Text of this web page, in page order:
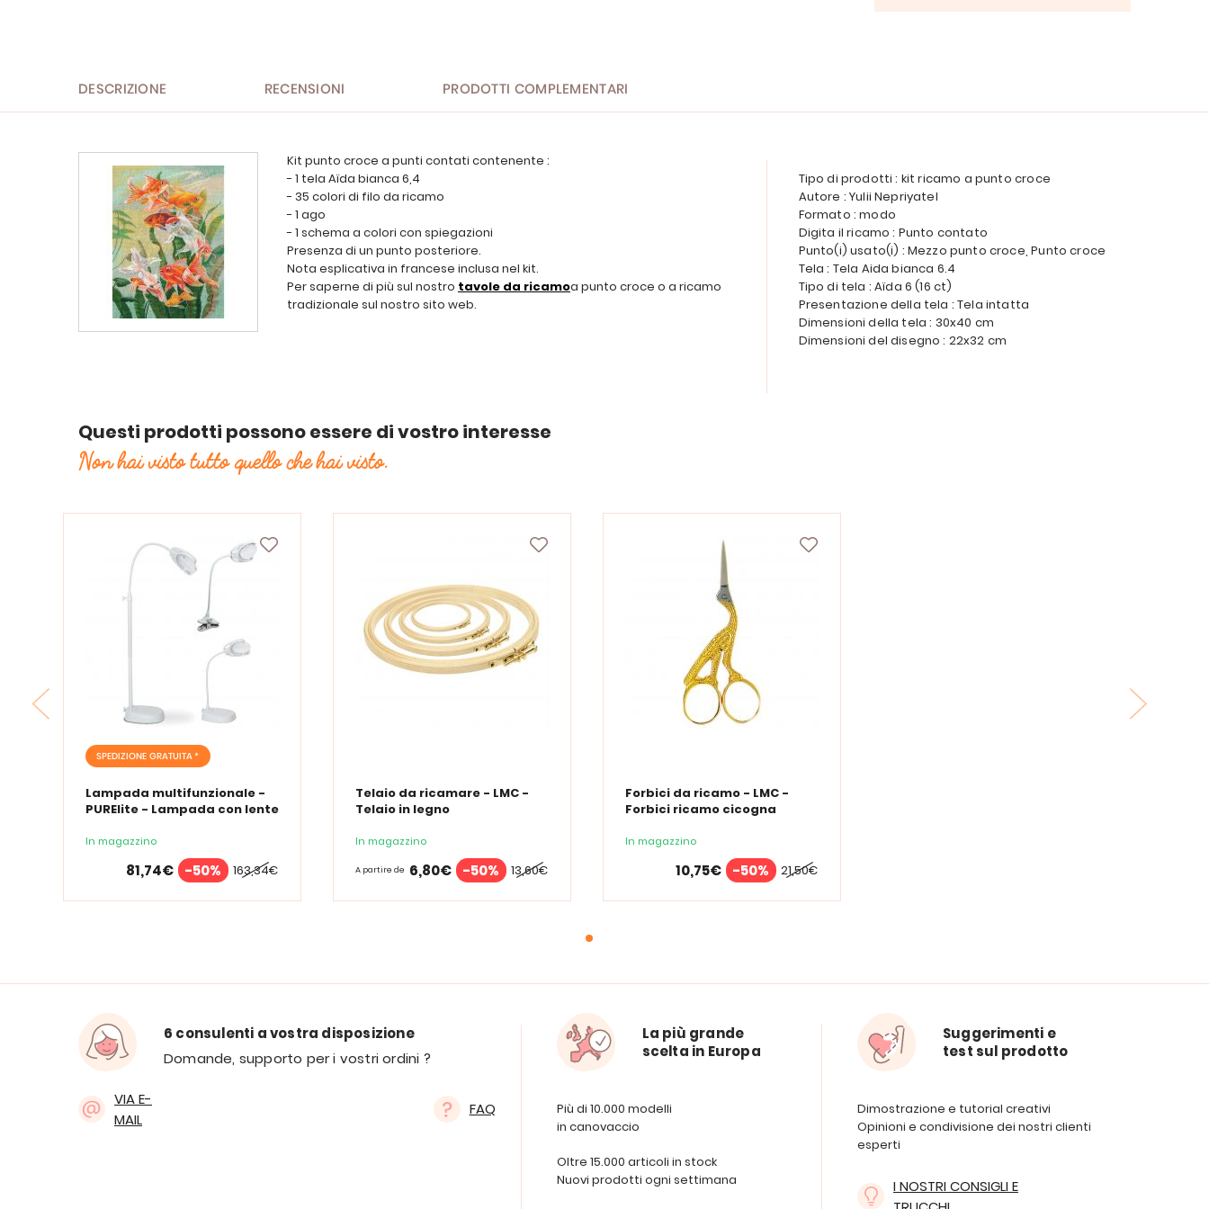
DESCRIZIONE RECENSIONI PRODOTTI COMPLEMENTARI
Kit punto croce a punti contati contenente :
- 1 tela Aïda bianca 6,4
- 35 colori di filo da ricamo
- 1 ago
- 1 schema a colori con spiegazioni
Presenza di un punto posteriore.
Nota esplicativa in francese inclusa nel kit.
Per saperne di più sul nostro tavole da ricamoa punto croce o a ricamo
tradizionale sul nostro sito web.
Tipo di prodotti : kit ricamo a punto croce
Autore : Yulii Nepriyatel
Formato : modo
Digita il ricamo : Punto contato
Punto(i) usato(i) : Mezzo punto croce, Punto croce
Tela : Tela Aida bianca 6.4
Tipo di tela : Aïda 6 (16 ct)
Presentazione della tela : Tela intatta
Dimensioni della tela : 30x40 cm
Dimensioni del disegno : 22x32 cm
Questi prodotti possono essere di vostro interesse
Non hai visto tutto quello che hai visto.
SPEDIZIONE GRATUITA *
Lampada multifunzionale -
PURElite - Lampada con lente
Spectrum
In magazzino
163,34€
81,74€ -50%
Telaio da ricamare - LMC -
Telaio in legno
In magazzino
13,60€
A partire de 6,80€ -50%
Forbici da ricamo - LMC -
Forbici ricamo cicogna
In magazzino
21,50€
10,75€ -50%
6 consulenti a vostra disposizione
Domande, supporto per i vostri ordini ?
VIA E-
MAIL
FAQ
La più grande
scelta in Europa
Più di 10.000 modelli
in canovaccio
Oltre 15.000 articoli in stock
Nuovi prodotti ogni settimana
Suggerimenti e
test sul prodotto
Dimostrazione e tutorial creativi
Opinioni e condivisione dei nostri clienti
esperti
I NOSTRI CONSIGLI E